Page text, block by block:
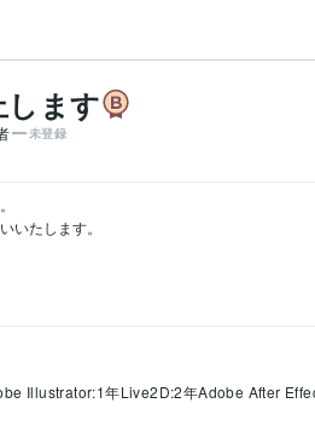
します
未登録
いたします。
Illustrator:1年Live2D:2年Adobe After